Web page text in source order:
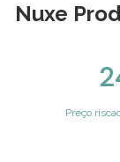
Nuxe
Preço